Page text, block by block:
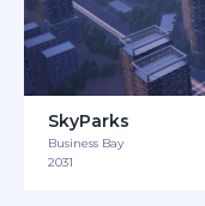
SkyParks
Business Bay
2031